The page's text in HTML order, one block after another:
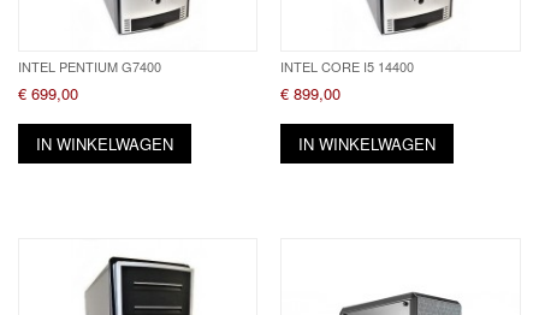
INTEL PENTIUM G7400
€ 699,00
IN WINKELWAGEN
INTEL CORE I5 14400
€ 899,00
IN WINKELWAGEN